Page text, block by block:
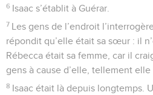
6 Isaac s’établit à Guérar.
7 Les gens de l’endroit
répondit qu’elle était sa sœur : il
Rébecca était sa femme, car il
gens à cause d’elle, tellement elle
8 Isaac était là depuis longtemps.